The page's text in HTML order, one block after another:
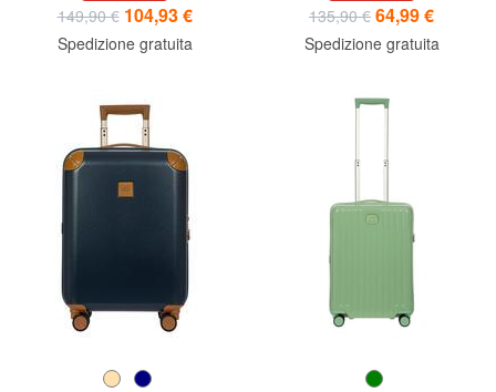
149,90 € 104,93 €
Spedizione gratuita
135,90 € 64,99 €
Spedizione gratuita